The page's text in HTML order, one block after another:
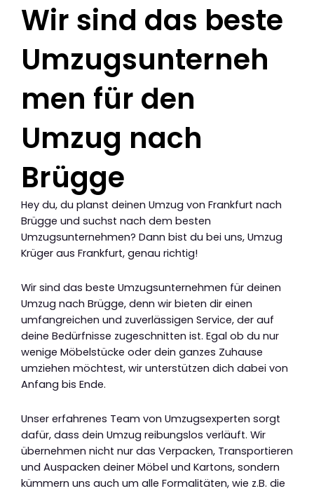
Wir sind das beste
Umzugsunterneh
men für den
Umzug nach
Brügge
Hey du, du planst deinen Umzug von Frankfurt nach
Brügge und suchst nach dem besten
Umzugsunternehmen? Dann bist du bei uns, Umzug
Krüger aus Frankfurt, genau richtig!
Wir sind das beste Umzugsunternehmen für deinen
Umzug nach Brügge, denn wir bieten dir einen
umfangreichen und zuverlässigen Service, der auf
deine Bedürfnisse zugeschnitten ist. Egal ob du nur
wenige Möbelstücke oder dein ganzes Zuhause
umziehen möchtest, wir unterstützen dich dabei von
Anfang bis Ende.
Unser erfahrenes Team von Umzugsexperten sorgt
dafür, dass dein Umzug reibungslos verläuft. Wir
übernehmen nicht nur das Verpacken, Transportieren
und Auspacken deiner Möbel und Kartons, sondern
kümmern uns auch um alle Formalitäten, wie z.B. die